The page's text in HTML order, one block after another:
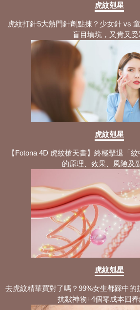
虎紋剋星
虎紋打針5大熱門針劑點揀？少女針 vs
盲目填坑，又貴又受
虎紋剋星
【Fotona 4D 虎紋槍天書】終極擊退「
的原理、效果、風險及
虎紋剋星
去虎紋精華買對了嗎？99%女生都踩中的
抗皺神物+4個零成本回春